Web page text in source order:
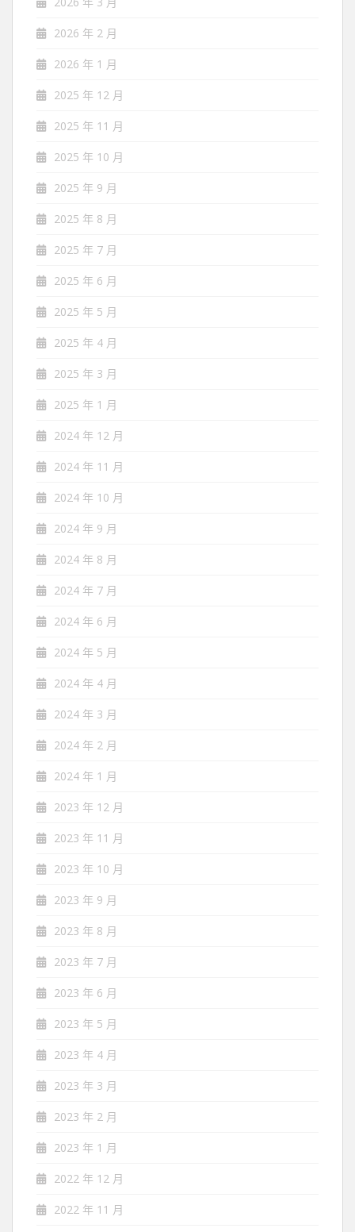
2026 年 2 月
2026 年 1 月
2025 年 12 月
2025 年 11 月
2025 年 10 月
2025 年 9 月
2025 年 8 月
2025 年 7 月
2025 年 6 月
2025 年 5 月
2025 年 4 月
2025 年 3 月
2025 年 1 月
2024 年 12 月
2024 年 11 月
2024 年 10 月
2024 年 9 月
2024 年 8 月
2024 年 7 月
2024 年 6 月
2024 年 5 月
2024 年 4 月
2024 年 3 月
2024 年 2 月
2024 年 1 月
2023 年 12 月
2023 年 11 月
2023 年 10 月
2023 年 9 月
2023 年 8 月
2023 年 7 月
2023 年 6 月
2023 年 5 月
2023 年 4 月
2023 年 3 月
2023 年 2 月
2023 年 1 月
2022 年 12 月
2022 年 11 月